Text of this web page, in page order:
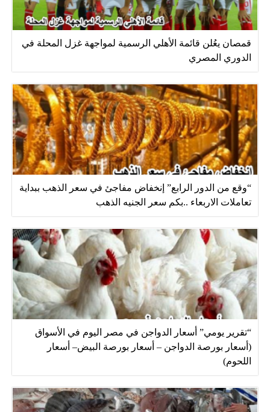
قمصان يعُلن قائمة الأهلي الرسمية لمواجهة غزل المحلة في
الدوري المصري
“وقع من الدور الرابع” إنخفاض مفاجئ في سعر الذهب ببداية
تعاملات الاربعاء ..بكم سعر الجنيه الذهب
“تقرير يومي” أسعار الدواجن في مصر اليوم في الأسواق
(أسعار بورصة الدواجن – أسعار بورصة البيض– أسعار
اللحوم)